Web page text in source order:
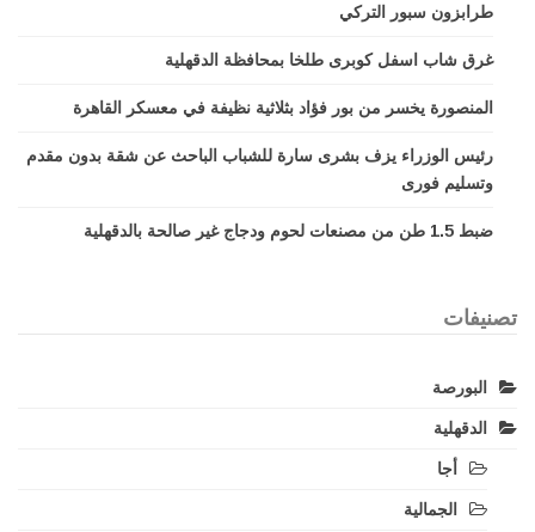
طرابزون سبور التركي
غرق شاب اسفل كوبرى طلخا بمحافظة الدقهلية
المنصورة يخسر من بور فؤاد بثلاثية نظيفة في معسكر القاهرة
رئيس الوزراء يزف بشرى سارة للشباب الباحث عن شقة بدون مقدم
وتسليم فورى
ضبط 1.5 طن من مصنعات لحوم ودجاج غير صالحة بالدقهلية
تصنيفات
البورصة
الدقهلية
أجا
الجمالية